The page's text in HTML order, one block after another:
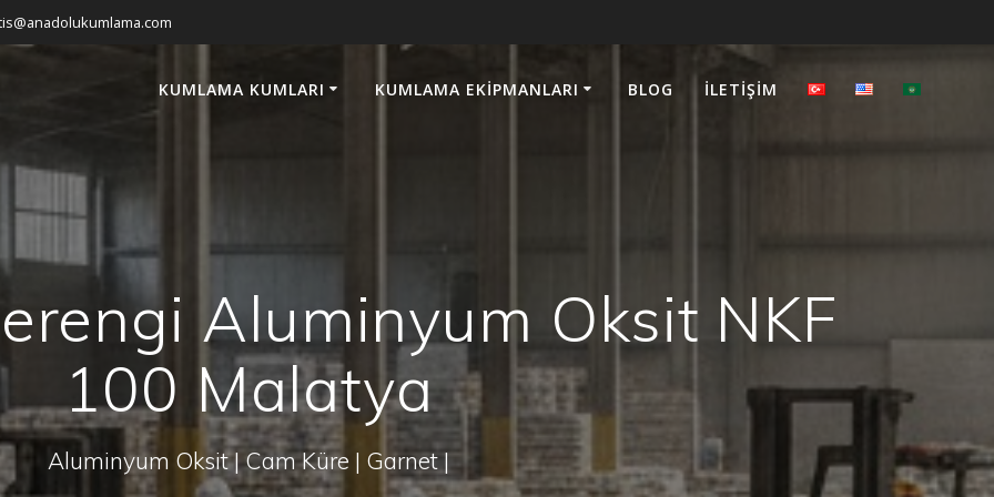
KUMLAMA KUMLARI KUMLAMA EKIPMANLARI BLOG İLETIŞIM
Aluminyum Oksit NKF
100 Malatya
Aluminyum Oksit | Cam Küre | Garnet |